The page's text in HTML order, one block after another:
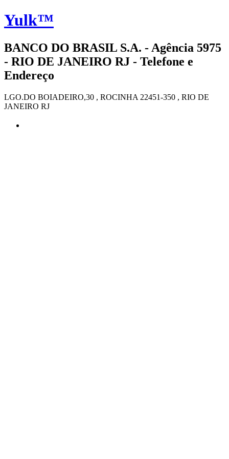
Yulk™
BANCO DO BRASIL S.A. - Agência 5975
- RIO DE JANEIRO RJ - Telefone e
Endereço
LGO.DO BOIADEIRO,30 , ROCINHA 22451-350 , RIO DE
JANEIRO RJ